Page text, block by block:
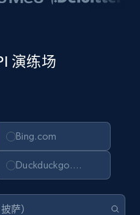
演练场
Bing.com
Duckduckgo.com